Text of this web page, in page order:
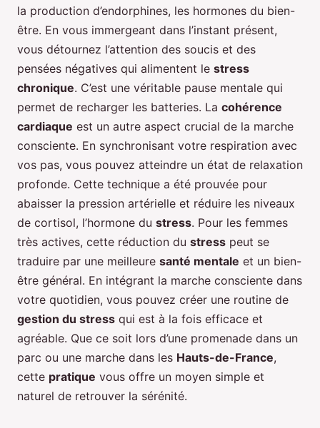
la production d’endorphines, les hormones du bien-
être. En vous immergeant dans l’instant présent,
vous détournez l’attention des soucis et des
pensées négatives qui alimentent le stress
chronique. C’est une véritable pause mentale qui
permet de recharger les batteries. La cohérence
cardiaque est un autre aspect crucial de la marche
consciente. En synchronisant votre respiration avec
vos pas, vous pouvez atteindre un état de relaxation
profonde. Cette technique a été prouvée pour
abaisser la pression artérielle et réduire les niveaux
de cortisol, l’hormone du stress. Pour les femmes
très actives, cette réduction du stress peut se
traduire par une meilleure santé mentale et un bien-
être général. En intégrant la marche consciente dans
votre quotidien, vous pouvez créer une routine de
gestion du stress qui est à la fois efficace et
agréable. Que ce soit lors d’une promenade dans un
parc ou une marche dans les Hauts-de-France,
cette pratique vous offre un moyen simple et
naturel de retrouver la sérénité.